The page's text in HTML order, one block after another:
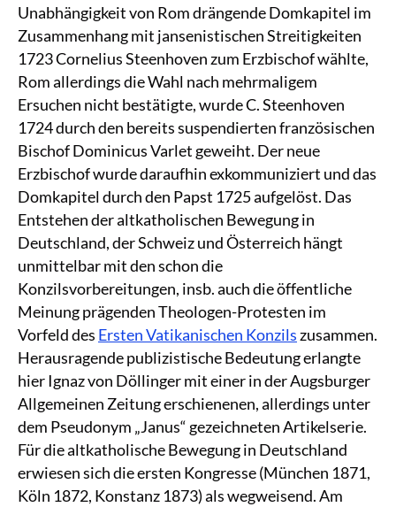
Unabhängigkeit von Rom drängende Domkapitel im
Zusammenhang mit jansenistischen Streitigkeiten
1723 Cornelius Steenhoven zum Erzbischof wählte,
Rom allerdings die Wahl nach mehrmaligem
Ersuchen nicht bestätigte, wurde C. Steenhoven
1724 durch den bereits suspendierten französischen
Bischof Dominicus Varlet geweiht. Der neue
Erzbischof wurde daraufhin exkommuniziert und das
Domkapitel durch den Papst 1725 aufgelöst. Das
Entstehen der altkatholischen Bewegung in
Deutschland, der Schweiz und Österreich hängt
unmittelbar mit den schon die
Konzilsvorbereitungen, insb. auch die öffentliche
Meinung prägenden Theologen-Protesten im
Vorfeld des Ersten Vatikanischen Konzilszusammen.
Herausragende publizistische Bedeutung erlangte
hier Ignaz von Döllinger mit einer in der Augsburger
Allgemeinen Zeitung erschienenen, allerdings unter
dem Pseudonym „Janus“ gezeichneten Artikelserie.
Für die altkatholische Bewegung in Deutschland
erwiesen sich die ersten Kongresse (München 1871,
Köln 1872, Konstanz 1873) als wegweisend. Am